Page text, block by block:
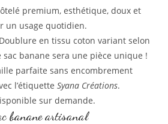
premium, esthétique, doux et
un usage quotidien.
Doublure en tissu coton variant selon
sac banane sera une pièce unique !
parfaite sans encombrement
l’étiquetteSyana Créations.
sur demande.
banane artisanal